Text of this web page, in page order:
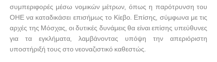
συμπεριφορές μέσω νομικών μέτρων, όπως η παρότρυνση του
ΟΗΕ να καταδικάσει επισήμως το Κίεβο. Επίσης, σύμφωνα με τις
αρχές της Μόσχας, οι δυτικές δυνάμεις θα είναι επίσης υπεύθυνες
για τα εγκλήματα, λαμβάνοντας υπόψη την απεριόριστη
υποστήριξή τους στο νεοναζιστικό καθεστώς.